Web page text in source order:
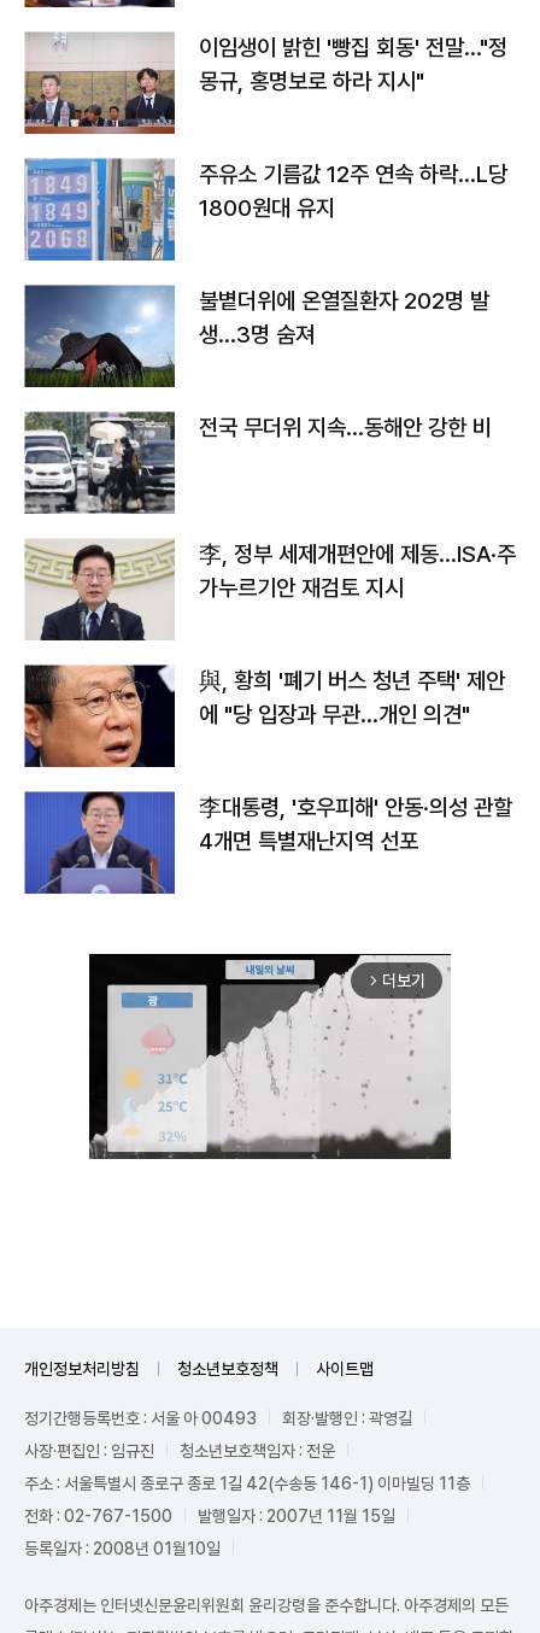
이임생이 밝힌 '빵집 회동' 전말…"정
몽규, 홍명보로 하라 지시"
주유소 기름값 12주 연속 하락…L당
1800원대 유지
불볕더위에 온열질환자 202명 발
생…3명 숨져
전국 무더위 지속…동해안 강한 비
李, 정부 세제개편안에 제동…ISA·주
가누르기안 재검토 지시
與, 황희 '폐기 버스 청년 주택' 제안
에 "당 입장과 무관…개인 의견"
李대통령, '호우피해' 안동·의성 관할
4개면 특별재난지역 선포
arrow_forward_ios 더보기
개인정보처리방침 청소년보호정책 사이트맵
정기간행등록번호 : 서울 아 00493
회장·발행인 : 곽영길
사장·편집인 : 임규진
청소년보호책임자 : 전운
주소 : 서울특별시 종로구 종로 1길 42(수송동 146-1) 이마빌딩 11층
전화 : 02-767-1500
발행일자 : 2007년 11월 15일
등록일자 : 2008년 01월10일
아주경제는 인터넷신문윤리위원회 윤리강령을 준수합니다. 아주경제의 모든